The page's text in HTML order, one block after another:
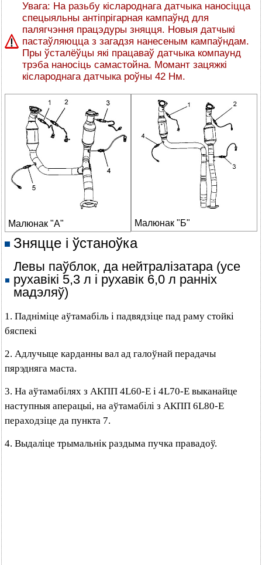
Увага: На разьбу кіслароднага датчыка наносіцца
спецыяльны антіпрігарная кампаўнд для
палягчэння працэдуры зняцця. Новыя датчыкі
пастаўляюцца з загадзя нанесеным кампаўндам.
Пры ўсталёўцы які працаваў датчыка компаунд
трэба наносіць самастойна. Момант зацяжкі
кіслароднага датчыка роўны 42 Нм.
Малюнак "А" Малюнак "Б"
Зняцце і ўстаноўка
Левы паўблок, да нейтралізатара (усе
рухавікі 5,3 л і рухавік 6,0 л ранніх
мадэляў)
1. Падніміце аўтамабіль і падвядзіце пад раму стойкі
бяспекі
2. Адлучыце карданны вал ад галоўнай перадачы
пярэдняга маста.
3. На аўтамабілях з АКПП 4L60-E і 4L70-E выканайце
наступныя аперацыі, на аўтамабілі з АКПП 6L80-E
пераходзіце да пункта 7.
4. Выдаліце трымальнік раздыма пучка правадоў.